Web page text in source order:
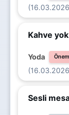
Kahve yok
Yoda
Sesli